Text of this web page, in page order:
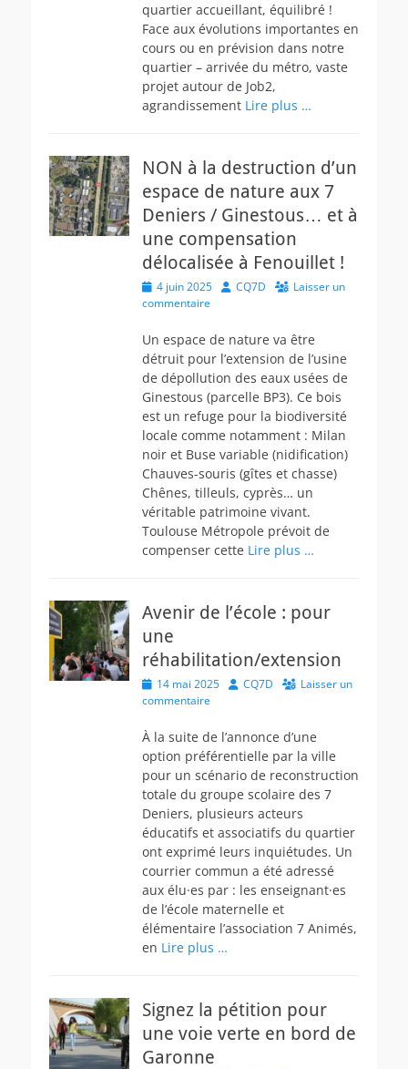
quartier accueillant, équilibré !
Face aux évolutions importantes en
cours ou en prévision dans notre
quartier – arrivée du métro, vaste
projet autour de Job2,
agrandissement Lire plus …
NON à la destruction d’un
espace de nature aux 7
Deniers / Ginestous… et à
une compensation
délocalisée à Fenouillet !
Posted
on
4 juin 2025 Author
CQ7D
Laisser un
commentaire
Un espace de nature va être
détruit pour l’extension de l’usine
de dépollution des eaux usées de
Ginestous (parcelle BP3). Ce bois
est un refuge pour la biodiversité
locale comme notamment : Milan
noir et Buse variable (nidification)
Chauves-souris (gîtes et chasse)
Chênes, tilleuls, cyprès… un
véritable patrimoine vivant.
Toulouse Métropole prévoit de
compenser cette Lire plus …
Avenir de l’école : pour
une
réhabilitation/extension
Posted
on
14 mai 2025 Author
CQ7D
Laisser un
commentaire
À la suite de l’annonce d’une
option préférentielle par la ville
pour un scénario de reconstruction
totale du groupe scolaire des 7
Deniers, plusieurs acteurs
éducatifs et associatifs du quartier
ont exprimé leurs inquiétudes. Un
courrier commun a été adressé
aux élu·es par : les enseignant·es
de l’école maternelle et
élémentaire l’association 7 Animés,
en Lire plus …
Signez la pétition pour
une voie verte en bord de
Garonne